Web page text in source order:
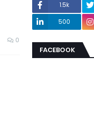
0
1.5k
500
FACEBOOK